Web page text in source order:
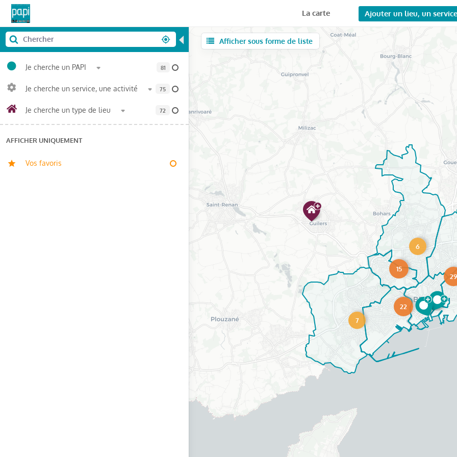
La carte Ajouter un lieu, un
◀
Je cherche un PAPI 81
Je cherche un service, une activité 75
Je cherche un type de lieu 72
AFFICHER UNIQUEMENT
Vos favoris
Afficher sous forme de liste
7
22
15
6
29